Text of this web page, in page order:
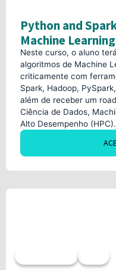
Python and
Machine Learning
Neste curso, o aluno
algoritmos de Machine
criticamente com
Spark, Hadoop,
além de receber um
Ciência de Dados,
Alto Desempenho (HPC).